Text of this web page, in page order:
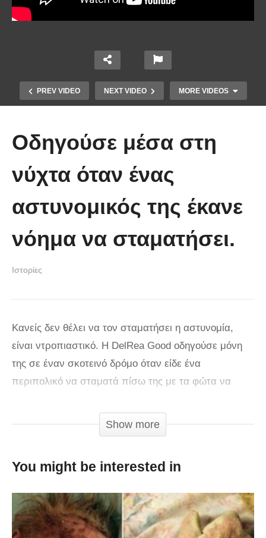
PREV VIDEO NEXT VIDEO MORE VIDEOS
τρόπο να κλέβει το ΑΤΜ μιας
πάμπλουτου
Οδηγούσε μέσα στη
νύχτα όταν ένας
αστυνομικός της έκανε
νόημα να σταματήσει.
Ιστορίες
Κανείς δεν θέλει να τον σταματήσει η αστυνομία,
είναι ντροπιαστικό. Η DelRea Good οδηγούσε μόνη
της σε έναν σκοτεινό δρόμο όταν είδε ένα
περιπολικό να σταματά πίσω της με τα φώτα να
σταμάτησαν σε έναν έρημο δρόμο, κι έτσι έκοψε
ταχύτητα και προετοιμάστηκε – ενώ οδηγούσε. Μόλις
σταμάτησε.
Ο αστυνομικός William Marshall δεν ήταν
ευχαριστημένος και της πέρασε χειροπέδες! Την
Show more
You might be interested in